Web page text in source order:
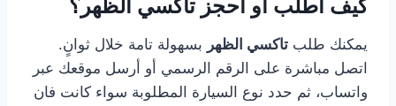
كيف أطلب أو أحجز تاكسي الظهر؟
يمكنك طلب تاكسي الظهر بسهولة تامة خلال ثوانٍ.
اتصل مباشرة على الرقم الرسمي أو أرسل موقعك عبر
واتساب، ثم حدد نوع السيارة المطلوبة سواء كانت فان